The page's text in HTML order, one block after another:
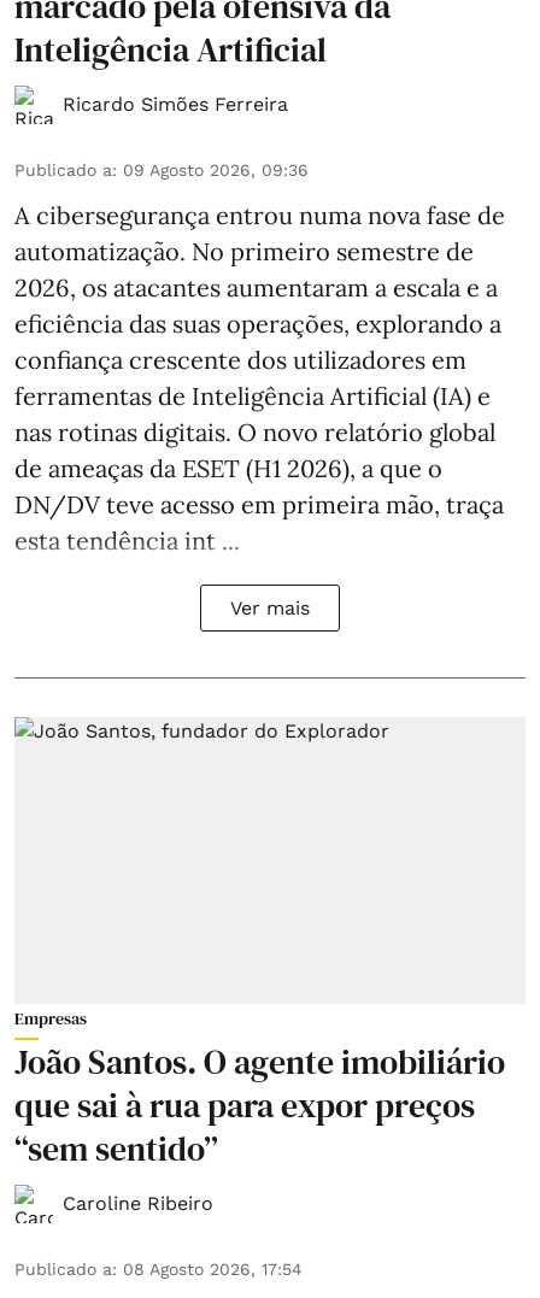
Inteligência Artificial
Ricardo Simões Ferreira
Publicado a: 09 Agosto 2026, 09:36
A cibersegurança entrou numa nova fase de
automatização. No primeiro semestre de
2026, os atacantes aumentaram a escala e a
eficiência das suas operações, explorando a
confiança crescente dos utilizadores em
ferramentas de Inteligência Artificial (IA) e
nas rotinas digitais. O novo relatório global
de ameaças da ESET (H1 2026), a que o
DN/DV teve acesso em primeira mão, traça
esta tendência int ...
Ver mais
Empresas
João Santos. O agente imobiliário
que sai à rua para expor preços
“sem sentido”
Caroline Ribeiro
Publicado a: 08 Agosto 2026, 17:54